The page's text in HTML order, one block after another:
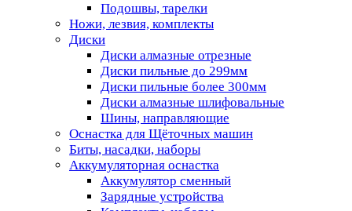
Подошвы, тарелки
Ножи, лезвия, комплекты
Диски
Диски алмазные отрезные
Диски пильные до 299мм
Диски пильные более 300мм
Диски алмазные шлифовальные
Шины, направляющие
Оснастка для Щёточных машин
Биты, насадки, наборы
Аккумуляторная оснастка
Аккумулятор сменный
Зарядные устройства